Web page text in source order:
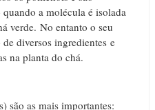
a molécula é isolada
verde. No entanto o seu
diversos ingredientes e
na planta do chá.
são as mais importantes: